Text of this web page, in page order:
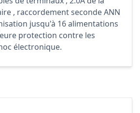
, raccordement seconde ANN
jusqu'à 16 alimentations
protection contre les
électronique.